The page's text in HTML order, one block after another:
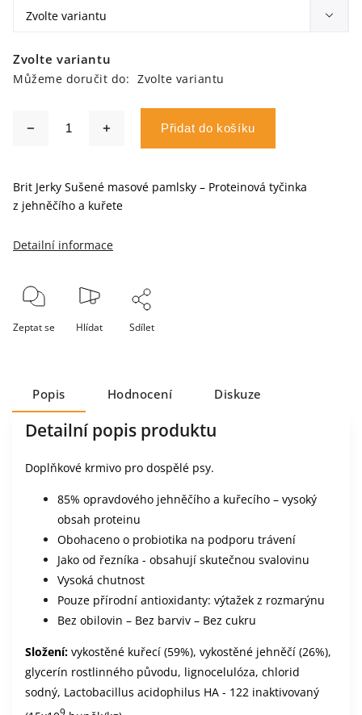
Zvolte variantu
Můžeme doručit do: Zvolte variantu
Přidat do košíku
Brit Jerky Sušené masové pamlsky – Proteinová tyčinka
z jehněčího a kuřete
Detailní informace
Zeptat se Hlídat Sdílet
Popis Hodnocení Diskuze
Detailní popis produktu
Doplňkové krmivo pro dospělé psy.
85% opravdového jehněčího a kuřecího – vysoký
obsah proteinu
Obohaceno o probiotika na podporu trávení
Jako od řezníka - obsahují skutečnou svalovinu
Vysoká chutnost
Pouze přírodní antioxidanty: výtažek z rozmarýnu
Bez obilovin – Bez barviv – Bez cukru
Složení: vykostěné kuřecí (59%), vykostěné jehněčí (26%),
glycerín rostlinného původu, lignocelulóza, chlorid
sodný, Lactobacillus acidophilus HA - 122 inaktivovaný
9